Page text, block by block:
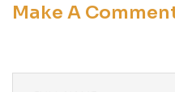
Make A